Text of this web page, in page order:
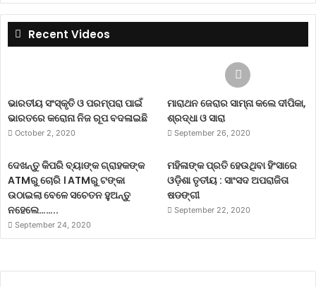
Recent Videos
ଭାରତୀୟ ସଂସ୍କୃତି ଓ ପରମ୍ପରା ପାଇଁ
ଭାରତରେ କରୋନା ନିଜ ରୂପ ବଦଳାଇଛି
October 2, 2020
ମାରାଥନ ଜେରାର ସାମ୍ନା କଲେ ଦୀପିକା,
ଶ୍ରଦ୍ଧା ଓ ସାରା
September 26, 2020
ଦେଖନ୍ତୁ କିପରି ବ୍ୟାଙ୍କ ଗ୍ରାହକଙ୍କ
ATMରୁ ଚୋରି । ATMରୁ ଟଙ୍କା
ଉଠାଇଲା ବେଳେ ସଚେତନ ହୁଅନ୍ତୁ
ନହେଲେ……..
September 24, 2020
ମହିଳାଙ୍କ ପ୍ରତି ହେଉଥିବା ହିଂସାରେ
ଓଡ଼ିଶା ତୃତୀୟ : ସାଂସଦ ଅପରାଜିତା
ଷଡଙ୍ଗୀ
September 22, 2020